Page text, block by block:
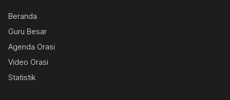
Beranda
Guru Besar
Agenda Orasi
Video Orasi
Statistik